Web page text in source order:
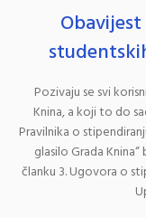
Pozivaju se svi
Knina, a koji to do
Pravilnika o
glasilo Grada
članku 3. Ugovora o